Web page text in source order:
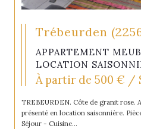
Trébeurden
APPARTEMENT
LOCATION
À partir de 500 € /
TREBEURDEN. Côte de granit rose.
présenté en location saisonnière.
Séjour - Cuisine...